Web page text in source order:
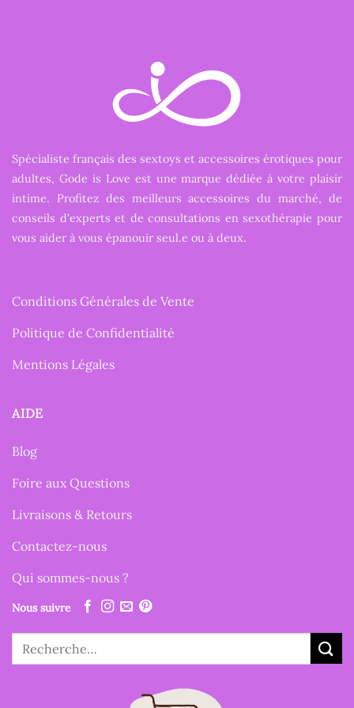
Spécialiste français des sextoys et accessoires érotiques pour
adultes, Gode is Love est une marque dédiée à votre plaisir
intime. Profitez des meilleurs accessoires du marché, de
conseils d'experts et de consultations en sexothérapie pour
vous aider à vous épanouir seul.e ou à deux.
Conditions Générales de Vente
Politique de Confidentialité
Mentions Légales
AIDE
Blog
Foire aux Questions
Livraisons & Retours
Contactez-nous
Qui sommes-nous ?
Nous suivre
Recherche
pour :